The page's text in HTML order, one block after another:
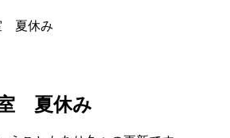
夏休み
夏休み